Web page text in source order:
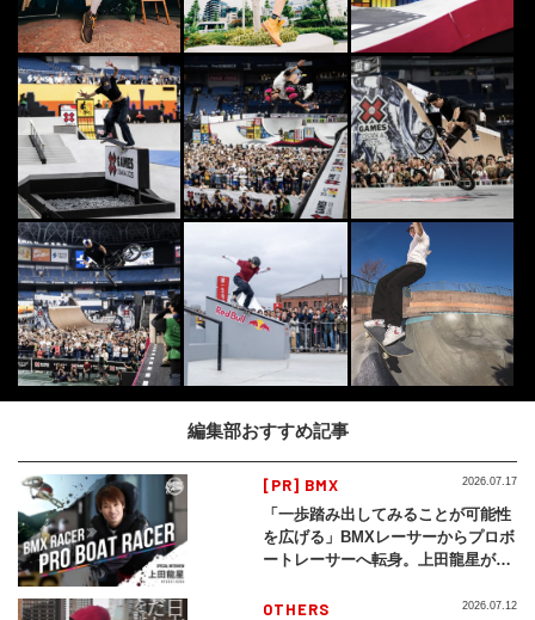
編集部おすすめ記事
[PR] BMX
「一歩踏み出してみることが可能性
を広げる」BMXレーサーからプロボ
ートレーサーへ転身。上田龍星が体
2026.07.17
OTHERS 2026.07.12